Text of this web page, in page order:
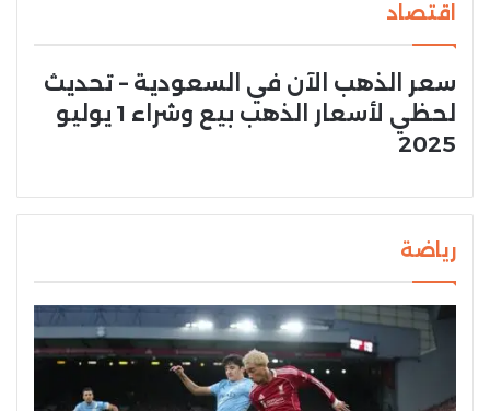
اقتصاد
سعر الذهب الآن في السعودية – تحديث
لحظي لأسعار الذهب بيع وشراء 1 يوليو
2025
رياضة